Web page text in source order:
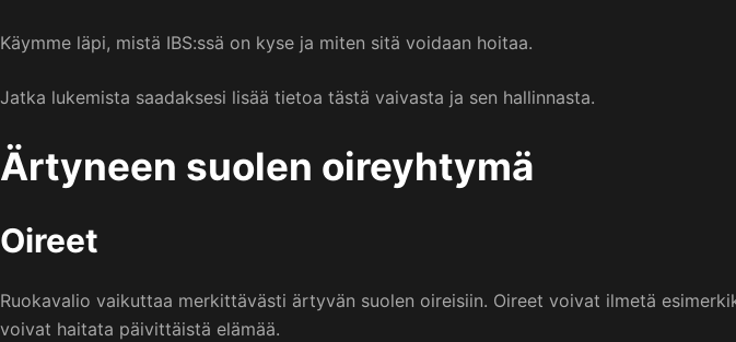
Käymme läpi, mistä IBS:ssä on kyse ja miten sitä voidaan hoitaa.
Jatka lukemista saadaksesi lisää tietoa tästä vaivasta ja sen hallinnasta.
Ärtyneen suolen oireyhtymä
Oireet
Ruokavalio vaikuttaa merkittävästi ärtyvän suolen oireisiin. Oireet voivat ilmetä
voivat haitata päivittäistä elämää.